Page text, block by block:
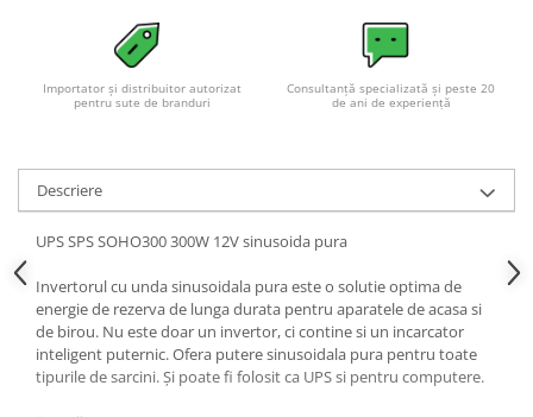
Acumulatori Moto, ATV
Li-Ion
SLA AGM (Sealed Lead Acid)
Tractiune
Marine & Caravan
APC
Pachete acumulatori VRLA
Importator și distribuitor autorizat
pentru sute de branduri
Consultanță specializată și peste 20
de ani de experiență
Descriere
UPS SPS SOHO300 300W 12V sinusoida pura
Invertorul cu unda sinusoidala pura este o solutie optima de
energie de rezerva de lunga durata pentru aparatele de acasa si
de birou. Nu este doar un invertor, ci contine si un incarcator
inteligent puternic. Ofera putere sinusoidala pura pentru toate
tipurile de sarcini. Și poate fi folosit ca UPS si pentru computere.